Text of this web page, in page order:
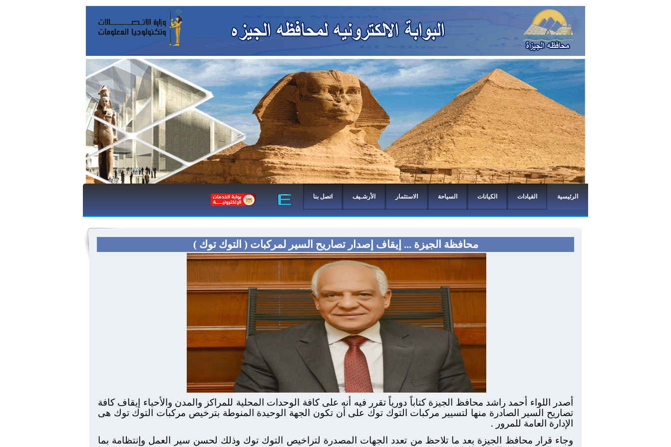
الرئيسية القيادات الكيانات السياحة الاستثمار الأرشـيف اتصل بنا
محافظة الجيزة ... إيقاف إصدار تصاريح السير لمركبات ( التوك توك )
أصدر اللواء أحمد راشد محافظ الجيزة كتاباً دورياً تقرر فيه أنه على كافة الوحدات المحلية للمراكز والمدن والأحياء إيقاف كافة
تصاريح السير الصادرة منها لتسيير مركبات التوك توك على أن تكون الجهة الوحيدة المنوطة بترخيص مركبات التوك توك هى
الإدارة العامة للمرور .
وجاء قرار محافظ الجيزة بعد ما تلاحظ من تعدد الجهات المصدرة لتراخيص التوك توك وذلك لحسن سير العمل وإنتظامة بما